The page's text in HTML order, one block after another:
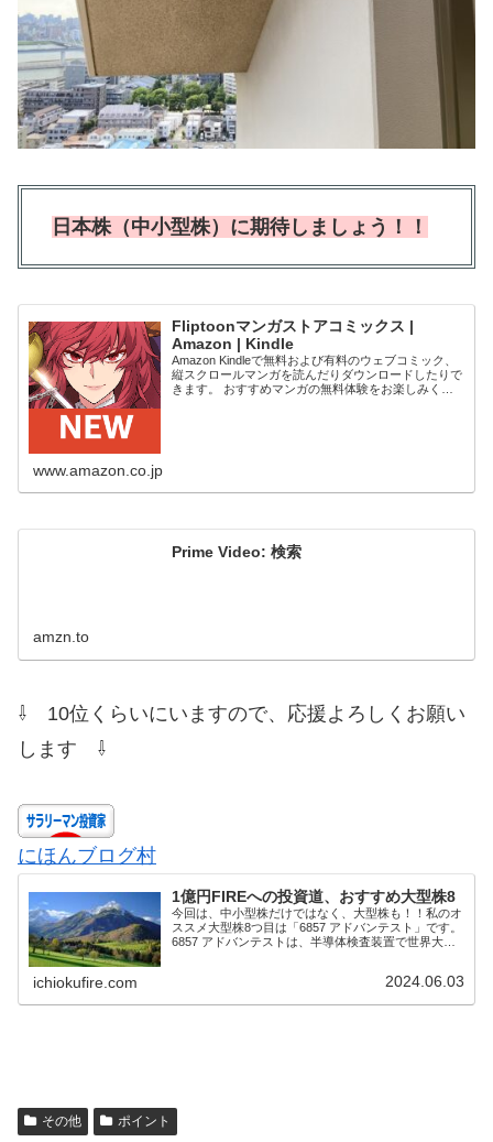
日本株（中小型株）に期待しましょう！！
Fliptoonマンガストアコミックス |
Amazon | Kindle
Amazon Kindleで無料および有料のウェブコミック、
縦スクロールマンガを読んだりダウンロードしたりで
きます。 おすすめマンガの無料体験をお楽しみくだ
www.amazon.co.jp
Prime Video: 検索
amzn.to
⇩ 10位くらいにいますので、応援よろしくお願い
します ⇩
にほんブログ村
1億円FIREへの投資道、おすすめ大型株8
今回は、中小型株だけではなく、大型株も！！私のオ
ススメ大型株8つ目は「6857 アドバンテスト」です。
6857 アドバンテストは、半導体検査装置で世界大手
ichiokufire.com 2024.06.03
その他 ポイント